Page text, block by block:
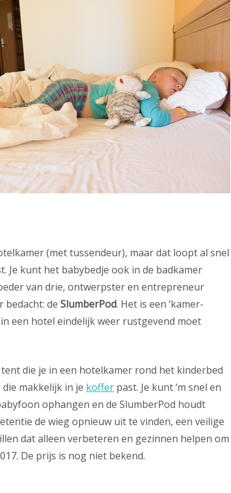
(met tussendeur), maar dat loopt al snel
Je kunt het babybedje ook in de badkamer
van drie, ontwerpster en entrepreneur
bedacht: de SlumberPod. Het is een ‘kamer-
een hotel eindelijk weer rustgevend moet
die je in een hotelkamer rond het kinderbed
makkelijk in je koffer past. Je kunt ‘m snel en
ophangen en de SlumberPod houdt
de wieg opnieuw uit te vinden, een veilige
dat alleen verbeteren en gezinnen helpen om
De prijs is nog niet bekend.